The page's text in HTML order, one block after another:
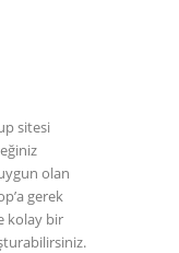
sitesi
olan
gerek
kolay bir